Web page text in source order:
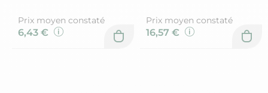
Prix moyen constaté
6,43 €
Prix moyen constaté
16,57 €